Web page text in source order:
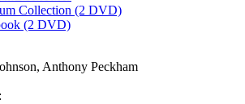
Collection (2 DVD)
(2 DVD)
, Anthony Peckham